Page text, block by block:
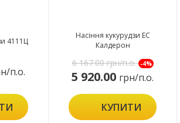
4111Ц
п.о.
Насіння кукурудзи ЕС
Калдерон
6 167.00грн/п.о. -4%
5 920.00 грн/п.о.
КУПИТИ